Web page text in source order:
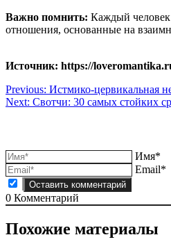
Важно помнить: Каждый человек
отношения, основанные на
Источник: https://
Навигация
по
Previous: Истмико-цервикальная
Next: Свотчи: 30 самых стойких
Имя*
Email*
0 Комментарий
Похожие материалы